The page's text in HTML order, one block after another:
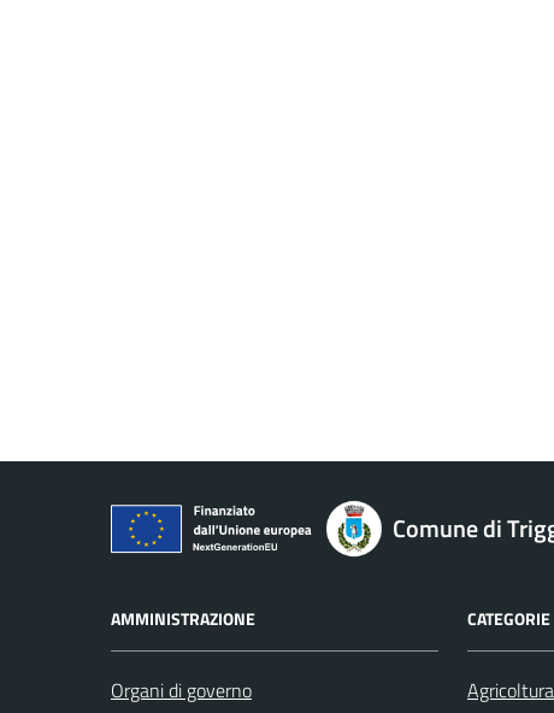
Comune di
AMMINISTRAZIONE
Organi di governo